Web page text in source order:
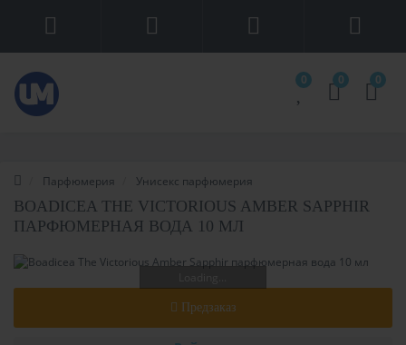
0 0 0
Парфюмерия Унисекс парфюмерия
BOADICEA THE VICTORIOUS AMBER SAPPHIR
ПАРФЮМЕРНАЯ ВОДА 10 МЛ
Предзаказ